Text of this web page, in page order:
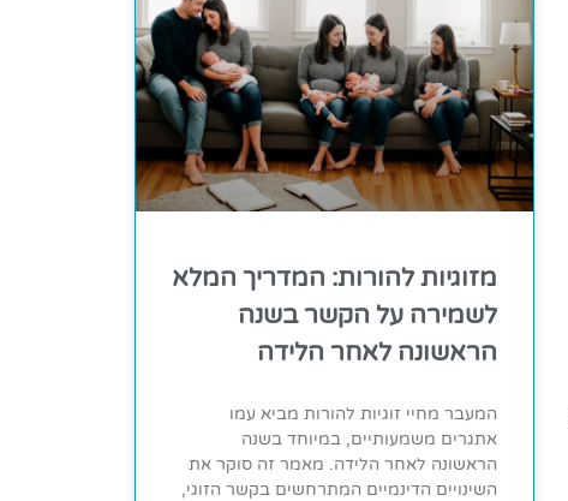
מזוגיות להורות: המדריך המלא
לשמירה על הקשר בשנה
הראשונה לאחר הלידה
המעבר מחיי זוגיות להורות מביא עמו
אתגרים משמעותיים, במיוחד בשנה
הראשונה לאחר הלידה. מאמר זה סוקר את
השינויים הדינמיים המתרחשים בקשר הזוגי,